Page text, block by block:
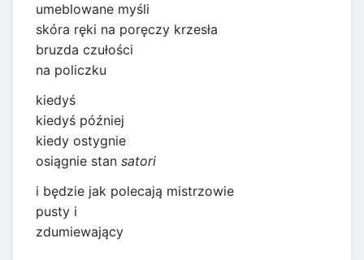
umeblowane myśli
skóra ręki na poręczy krzesła
bruzda czułości
na policzku
kiedyś
kiedyś później
kiedy ostygnie
osiągnie stan satori
i będzie jak polecają mistrzowie
pusty i
zdumiewający